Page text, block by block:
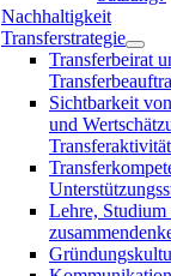
Nachhaltigkeit
Transferstrategie
Transferbeirat
Sichtbarkeit
und
Lehre, Studium